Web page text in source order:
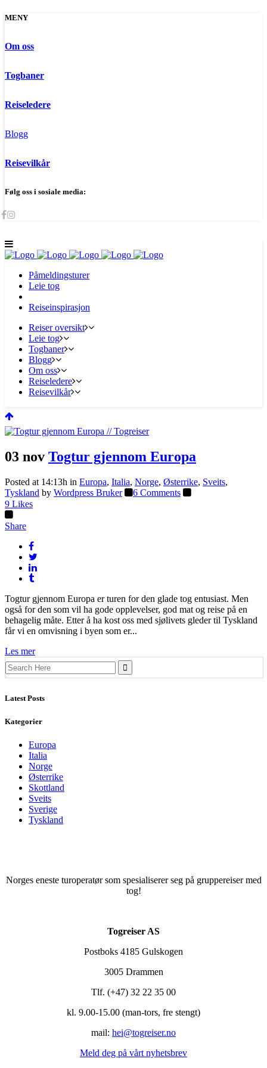
MENY
Om oss
Togbaner
Reiseledere
Blogg
Reisevilkår
Følg oss i sosiale media:
Påmeldingsturer
Leie tog
Reiseinspirasjon
Reiser oversikt
Leie tog
Togbaner
Blogg
Om oss
Reiseledere
Reisevilkår
03 nov Togtur gjennom Europa
Posted at 14:13h in Europa, Italia, Norge, Østerrike, Sveits,
Tyskland by Wordpress Bruker
6 Comments
9 Likes
Share
Togtur gjennom Europa er turen for den glade tog entusiast. Men
også for den som vil ha gode opplevelser, god mat og reise på en
behagelig måte. Etter å ha kost oss med sjølivets gleder til Tyskland
får vi en omvisning i byen som er...
Les mer
Search
for:
Latest Posts
Kategorier
Europa
Italia
Norge
Østerrike
Skottland
Sveits
Sverige
Tyskland
Norges eneste turoperatør som spesialiserer seg på gruppereiser med
tog!
Togreiser AS
Postboks 4185 Gulskogen
3005 Drammen
Tlf. (+47) 32 22 35 00​
kl. 9.00-15.00 (man-tors, fre stengt)
mail: hei@togreiser.no
Meld deg på vårt nyhetsbrev